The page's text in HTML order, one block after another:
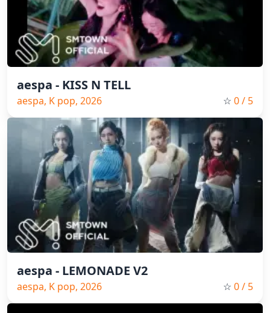
aespa - KISS N TELL
aespa, K pop, 2026 ☆ 0/ 5
aespa - LEMONADE V2
aespa, K pop, 2026 ☆ 0/ 5